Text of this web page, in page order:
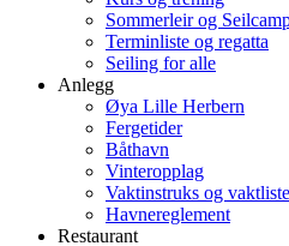
Sommerleir og
Terminliste og regatta
Seiling for alle
Anlegg
Øya Lille Herbern
Fergetider
Båthavn
Vinteropplag
Vaktinstruks og vaktliste
Havnereglement
Restaurant